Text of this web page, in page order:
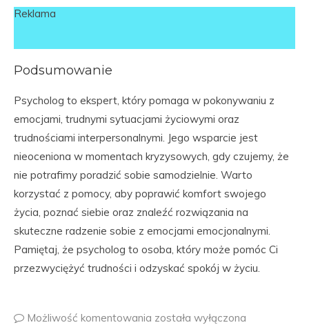
Reklama
Podsumowanie
Psycholog to ekspert, który pomaga w pokonywaniu z
emocjami, trudnymi sytuacjami życiowymi oraz
trudnościami interpersonalnymi. Jego wsparcie jest
nieoceniona w momentach kryzysowych, gdy czujemy, że
nie potrafimy poradzić sobie samodzielnie. Warto
korzystać z pomocy, aby poprawić komfort swojego
życia, poznać siebie oraz znaleźć rozwiązania na
skuteczne radzenie sobie z emocjami emocjonalnymi.
Pamiętaj, że psycholog to osoba, który może pomóc Ci
przezwyciężyć trudności i odzyskać spokój w życiu.
Możliwość komentowania została wyłączona